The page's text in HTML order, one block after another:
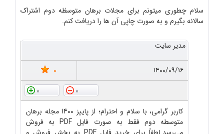
سلام چطوری میتونم برای مجلات برهان متوسظه دوم اشتراک
سالانه بگیرم و به صورت چاپی آن ها را دریافت کنم.
مدیر سایت
۱۴۰۰/۰۹/۱۶
0
0
0
کاربر گرامی، با سلام و احترام؛ از پاییز 1400 مجله برهان
متوسطه دوم فقط به صورت فایل PDF به فروش